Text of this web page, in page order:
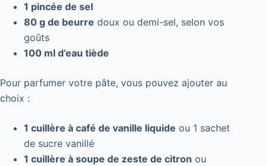
1 pincée de sel
80 g de beurre doux ou demi-sel, selon vos
goûts
100 ml d’eau tiède
Pour parfumer votre pâte, vous pouvez ajouter au
choix :
1 cuillère à café de vanille liquide ou 1 sachet
de sucre vanillé
1 cuillère à soupe de zeste de citron ou